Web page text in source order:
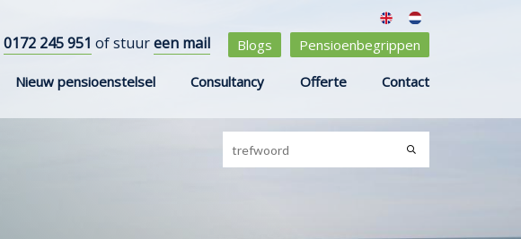
0172 245 951 of stuureen mail Blogs Pensioenbegrippen
Nieuw pensioenstelsel Consultancy Offerte Contact